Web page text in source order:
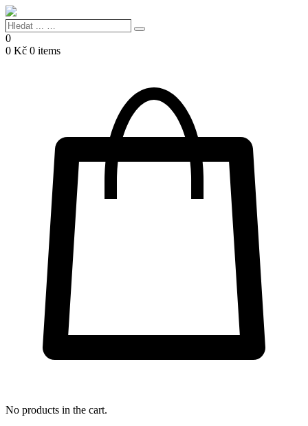
Hledat
...
…
Search
0
0 Kč 0 items
No products in the cart.